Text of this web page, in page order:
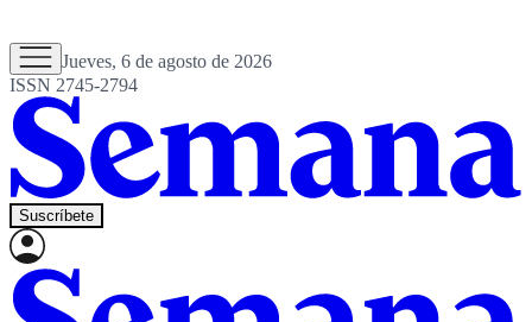
Jueves, 6 de agosto de 2026
ISSN 2745-2794
Suscríbete